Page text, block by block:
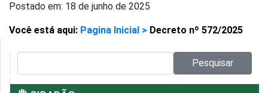
Postado em: 18 de junho de 2025
Você está aqui: Pagina Inicial > Decreto nº 572/2025
Pesquisar